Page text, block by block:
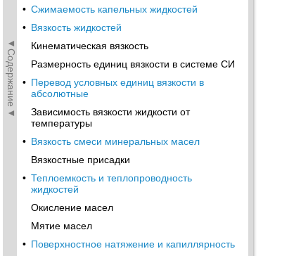
◄Содержание◄
• Сжимаемость капельных жидкостей
• Вязкость жидкостей
Кинематическая вязкость
Размерность единиц вязкости в системе СИ
• Перевод условных единиц вязкости в
абсолютные
Зависимость вязкости жидкости от
температуры
• Вязкость смеси минеральных масел
Вязкостные присадки
• Теплоемкость и теплопроводность
жидкостей
Окисление масел
Мятие масел
• Поверхностное натяжение и капиллярность